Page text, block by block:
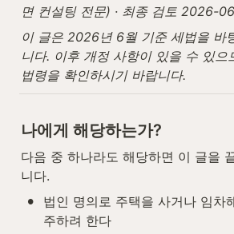
면 컨설팅 전문) · 최종 검토 2026-
이 글은 2026년 6월 기준 세법을 바
니다. 이후 개정 사항이 있을 수 있으
법령을 확인하시기 바랍니다.
나에게 해당하는가?
다음 중 하나라도 해당하면 이 글을
니다.
•
법인 명의로 주택을 사거나 임차
주하려 한다